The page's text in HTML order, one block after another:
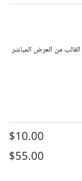
من العرض المباشر
$10.00
$55.00